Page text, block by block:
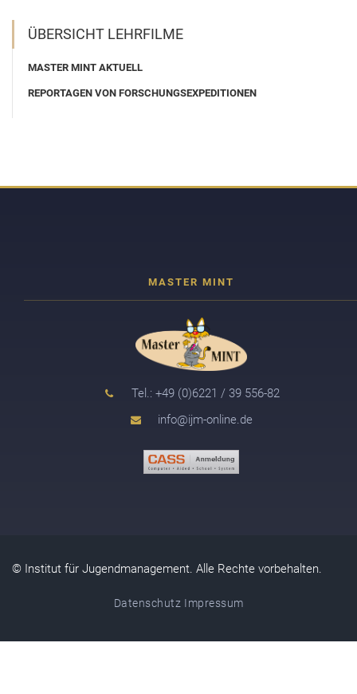
ÜBERSICHT LEHRFILME
MASTER MINT AKTUELL
REPORTAGEN VON FORSCHUNGSEXPEDITIONEN
Tel.: +49 (0)6221 / 39 556-82
info@ijm-online.de
© Institut für Jugendmanagement. Alle Rechte vorbehalten.
Datenschutz Impressum